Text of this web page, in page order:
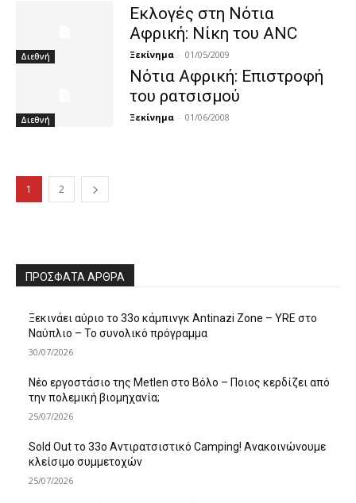
Διεθνή
Εκλογές στη Νότια
Αφρική: Νίκη του ANC
Ξεκίνημα - 01/05/2009
Διεθνή
Νότια Αφρική: Επιστροφή
του ρατσισμού
Ξεκίνημα - 01/06/2008
1 2
ΠΡΌΣΦΑΤΑ ΆΡΘΡΑ
Ξεκινάει αύριο το 33ο κάμπινγκ Antinazi Zone – YRE στο
Ναύπλιο – Το συνολικό πρόγραμμα
30/07/2026
Νέο εργοστάσιο της Metlen στο Βόλο – Ποιος κερδίζει από
την πολεμική βιομηχανία;
25/07/2026
Sold Out το 33ο Αντιρατσιστικό Camping! Ανακοινώνουμε
κλείσιμο συμμετοχών
25/07/2026